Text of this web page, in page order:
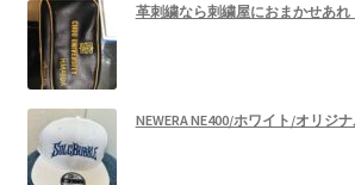
革刺繍なら刺繍屋におまかせあれ
NEWERA NE400/ホワイト/オリジ